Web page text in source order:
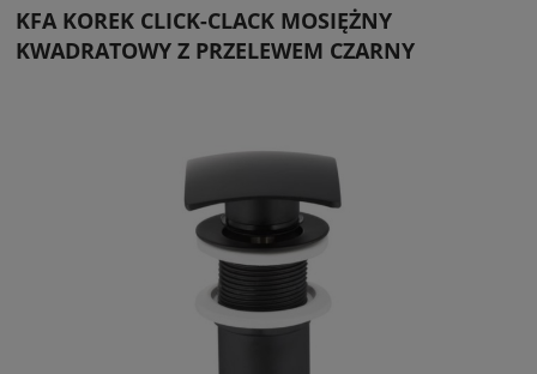
KFA KOREK CLICK-CLACK MOSIĘŻNY
KWADRATOWY Z PRZELEWEM CZARNY